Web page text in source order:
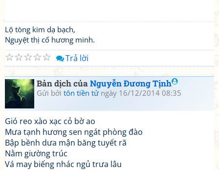
Lộ tòng kim dạ bạch,
Nguyệt thị cố hương minh.
☆
☆
☆
☆
☆ Trả lời
Bản dịch củaNguyễn Đương Tịnh
Gửi bởi tôn tiền tửngày 16/12/2014 08:35
Gió reo xào xạc cỏ bờ ao
Mưa tạnh hương sen ngát phòng đào
Bập bềnh dưa mận băng tuyết rã
Nằm giường trúc
Vá may biếng nhác ngủ trưa lâu